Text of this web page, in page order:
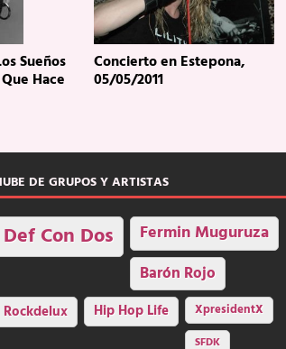
Sueños
Hace
Concierto en Estepona,
05/05/2011
DE GRUPOS Y ARTISTAS
Def Con Dos Fermin Muguruza
Barón Rojo
Rockdelux Hip Hop Life
XpresidentX
SFDK